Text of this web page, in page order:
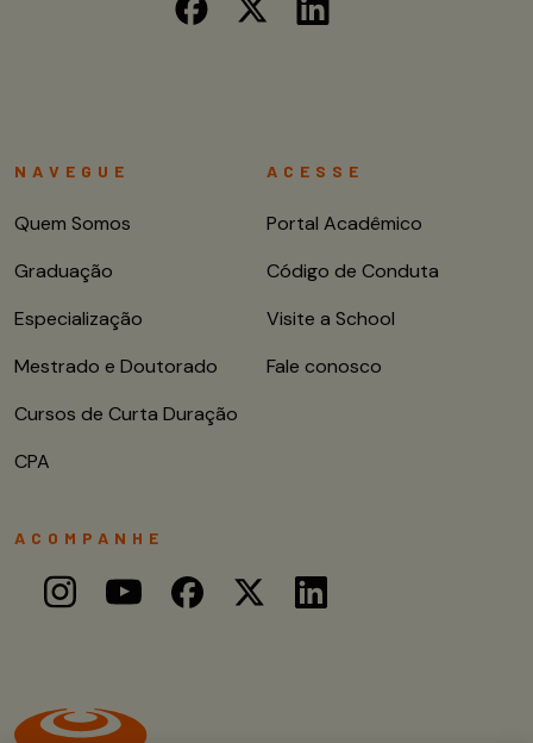
NAVEGUE
Quem Somos
Graduação
Especialização
Mestrado e Doutorado
Cursos de Curta Duração
CPA
ACESSE
Portal Acadêmico
Código de Conduta
Visite a School
Fale conosco
ACOMPANHE